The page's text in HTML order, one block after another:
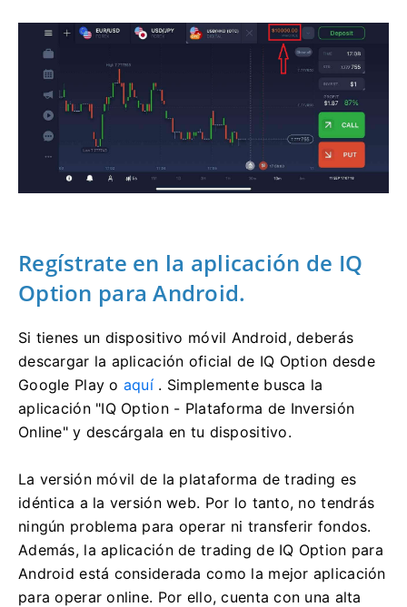
Regístrate en la aplicación de IQ
Option para Android.
Si tienes un dispositivo móvil Android, deberás
descargar la aplicación oficial de IQ Option desde
Google Play o aquí . Simplemente busca la
aplicación "IQ Option - Plataforma de Inversión
Online" y descárgala en tu dispositivo.
La versión móvil de la plataforma de trading es
idéntica a la versión web. Por lo tanto, no tendrás
ningún problema para operar ni transferir fondos.
Además, la aplicación de trading de IQ Option para
Android está considerada como la mejor aplicación
para operar online. Por ello, cuenta con una alta